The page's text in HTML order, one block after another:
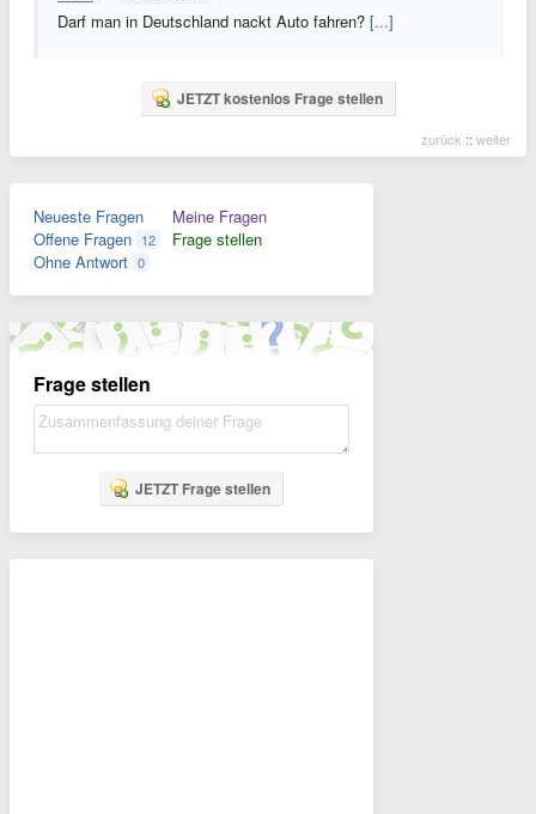
Darf man in Deutschland nackt Auto fahren? [...]
JETZT kostenlos Frage stellen
zurück :: weiter
Neueste Fragen
Offene Fragen 12
Ohne Antwort 0
Meine Fragen
Frage stellen
Frage stellen
JETZT Frage stellen